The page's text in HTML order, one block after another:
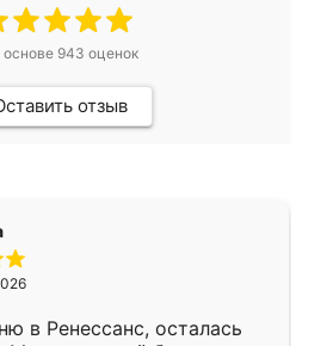
основе 943 оценок
отзыв
в Ренессанс, осталась